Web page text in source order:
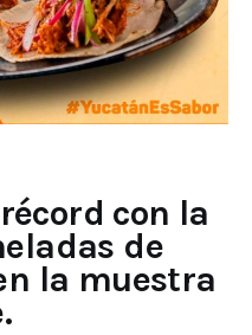
con la
de
la muestra